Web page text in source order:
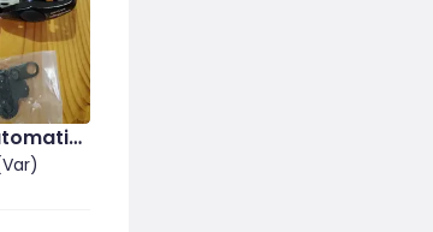
avec c